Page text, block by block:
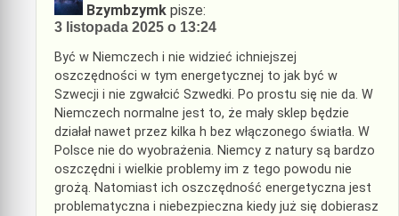
Bzymbzymk pisze:
3 listopada 2025 o 13:24
Być w Niemczech i nie widzieć ichniejszej
oszczędności w tym energetycznej to jak być w
Szwecji i nie zgwałcić Szwedki. Po prostu się nie da. W
Niemczech normalne jest to, że mały sklep będzie
działał nawet przez kilka h bez włączonego światła. W
Polsce nie do wyobrażenia. Niemcy z natury są bardzo
oszczędni i wielkie problemy im z tego powodu nie
grożą. Natomiast ich oszczędność energetyczna jest
problematyczna i niebezpieczna kiedy już się dobierasz